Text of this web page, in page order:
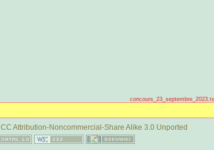
CC Attribution-Noncommercial-Share Alike 3.0 Unported